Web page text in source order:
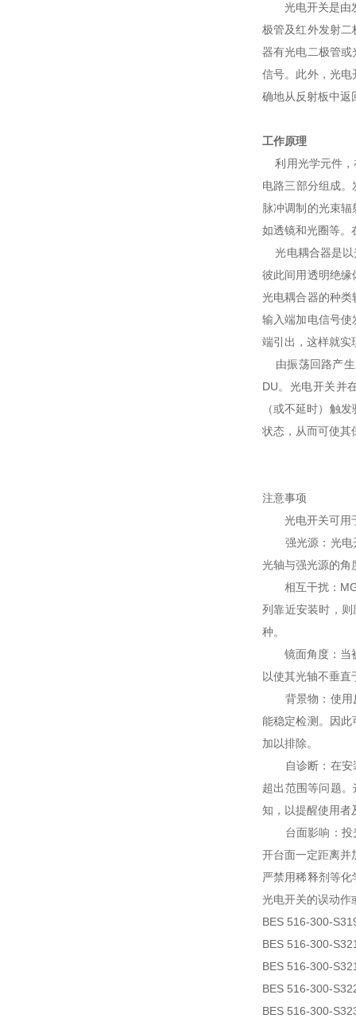
光电开关是由发
极管及红外发射
器有光电二极管
信号。此外，光
确地从反射板中返
工作原理
利用光学元件，
电路三部分组成
脉冲调制的光束
如透镜和光圈等。
光电耦合器是以
彼此间用透明绝
光电耦合器的种
输入端加电信号
端引出，这样就实
由振荡回路产生
DU。光电开关并
（或不延时）触
状态，从而可使其
注意事项
光电开关可用于
强光源：光电开
光轴与强光源的角
相互干扰：MGK
列靠近安装时，
种。
镜面角度：当被
以使其光轴不垂
背景物：使用反
能稳定检测。因
加以排除。
自诊断：在安装
超出范围等问题
知，以提醒使用者
台面影响：投光
开台面一定距离并
严禁用稀释剂等
光电开关的误动作
BES 516-300-
BES 516-300-
BES 516-300-
BES 516-300-
BES 516-300-